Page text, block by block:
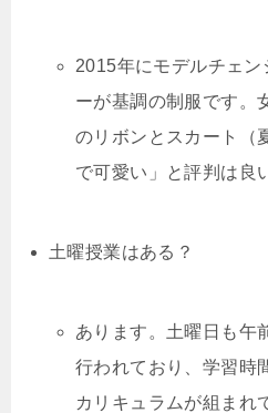
2015年にモデルチェ
ーが基調の制服です。
のリボンとスカート（
で可愛い」と評判は良
土曜授業はある？
あります。土曜日も午
行われており、学習時
カリキュラムが組まれ